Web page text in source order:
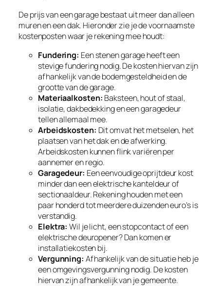
De prijs van een garage bestaat uit meer dan alleen
muren en een dak. Hieronder zie je de voornaamste
kostenposten waar je rekening mee houdt:
Fundering: Een stenen garage heeft een
stevige fundering nodig. De kosten hiervan zijn
afhankelijk van de bodemgesteldheid en de
grootte van de garage.
Materiaalkosten: Baksteen, hout of staal,
isolatie, dakbedekking en een garagedeur
tellen allemaal mee.
Arbeidskosten: Dit omvat het metselen, het
plaatsen van het dak en de afwerking.
Arbeidskosten kunnen flink variëren per
aannemer en regio.
Garagedeur: Een eenvoudige oprijtdeur kost
minder dan een elektrische kanteldeur of
sectionaaldeur. Rekening houden met een
paar honderd tot meerdere duizenden euro’s is
verstandig.
Elektra: Wil je licht, een stopcontact of een
elektrische deuropener? Dan komen er
installatiekosten bij.
Vergunning: Afhankelijk van de situatie heb je
een omgevingsvergunning nodig. De kosten
hiervan zijn afhankelijk van je gemeente.